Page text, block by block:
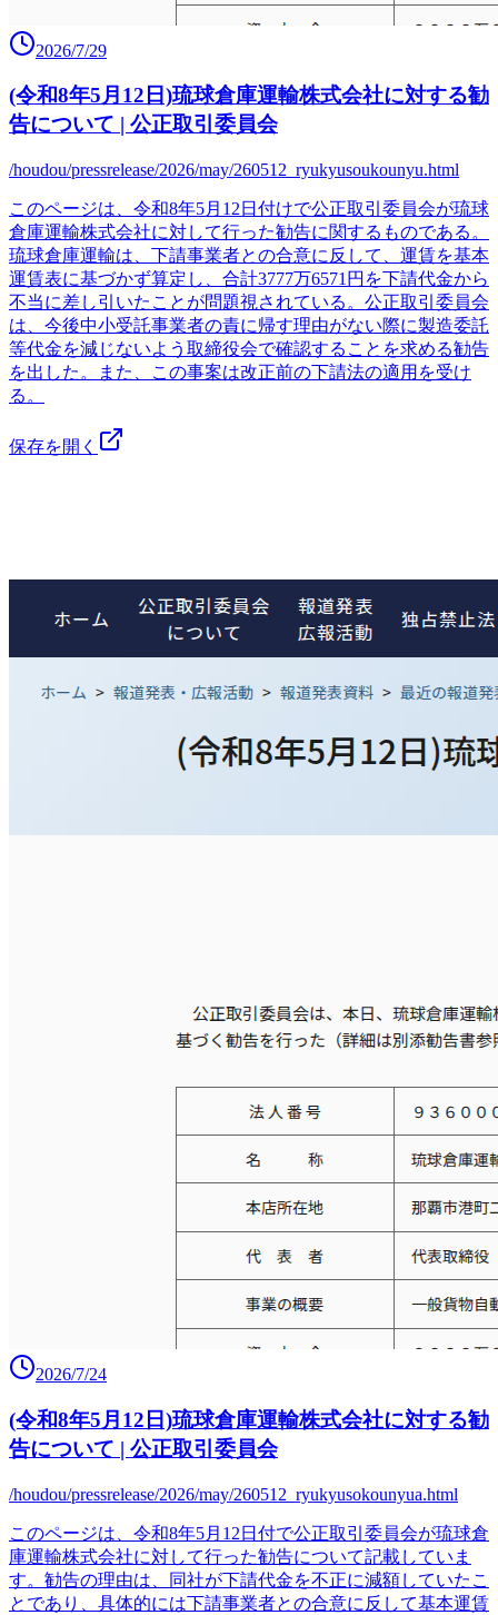
2026/7/29
(令和8年5月12日)琉球倉庫運輸株式会社に対する勧
告について | 公正取引委員会
/houdou/pressrelease/2026/may/260512_ryukyusoukounyu.html
このページは、令和8年5月12日付けで公正取引委員会が琉球
倉庫運輸株式会社に対して行った勧告に関するものである。
琉球倉庫運輸は、下請事業者との合意に反して、運賃を基本
運賃表に基づかず算定し、合計3777万6571円を下請代金から
不当に差し引いたことが問題視されている。公正取引委員会
は、今後中小受託事業者の責に帰す理由がない際に製造委託
等代金を減じないよう取締役会で確認することを求める勧告
を出した。また、この事案は改正前の下請法の適用を受け
る。
保存を開く
2026/7/24
(令和8年5月12日)琉球倉庫運輸株式会社に対する勧
告について | 公正取引委員会
/houdou/pressrelease/2026/may/260512_ryukyusokounyua.html
このページは、令和8年5月12日付で公正取引委員会が琉球倉
庫運輸株式会社に対して行った勧告について記載していま
す。勧告の理由は、同社が下請代金を不正に減額していたこ
とであり、具体的には下請事業者との合意に反して基本運賃